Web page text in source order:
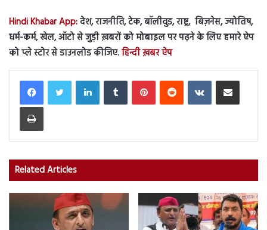
Hindi Khabar App:देश, राजनीति, टेक, बॉलीवुड, राष्ट्र, बिज़नेस, ज्योतिष,
धर्म-कर्म, खेल, ऑटो से जुड़ी ख़बरों को मोबाइल पर पढ़ने के लिए हमारे ऐप
को प्ले स्टोर से डाउनलोड कीजिए.हिन्दी ख़बर ऐप
LinkedInTumblr PinterestReddit VKontakteShare via Email
Print
Related Articles